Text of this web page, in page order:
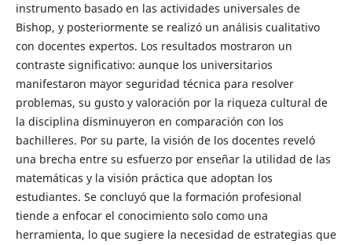
instrumento basado en las actividades universales de
Bishop, y posteriormente se realizó un análisis cualitativo
con docentes expertos. Los resultados mostraron un
contraste significativo: aunque los universitarios
manifestaron mayor seguridad técnica para resolver
problemas, su gusto y valoración por la riqueza cultural de
la disciplina disminuyeron en comparación con los
bachilleres. Por su parte, la visión de los docentes reveló
una brecha entre su esfuerzo por enseñar la utilidad de las
matemáticas y la visión práctica que adoptan los
estudiantes. Se concluyó que la formación profesional
tiende a enfocar el conocimiento solo como una
herramienta, lo que sugiere la necesidad de estrategias que